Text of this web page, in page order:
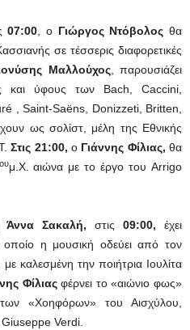
07:00, ο Γιώργος Ντόβολος θα
σε τέσσερις διαφορετικές
Μαλλούχος, παρουσιάζει
και ύφους των Bach, Caccini,
, Saint-Saëns, Donizzeti, Britten,
ως σολίστ, μέλη της Εθνικής
Στις 21:00,ο Γιάννης Φίλιας, θα
ουμ.Χ. αιώνα με το έργο του Arrigo
Άννα Σακαλή, στις 09:00, έχει
η μουσική οδεύει από τον
καλεσμένη την ποιήτρια Ιουλίτα
Φίλιαςφέρνει το «αιώνιο φως»
«Χοηφόρων» του Αισχύλου,
Verdi.